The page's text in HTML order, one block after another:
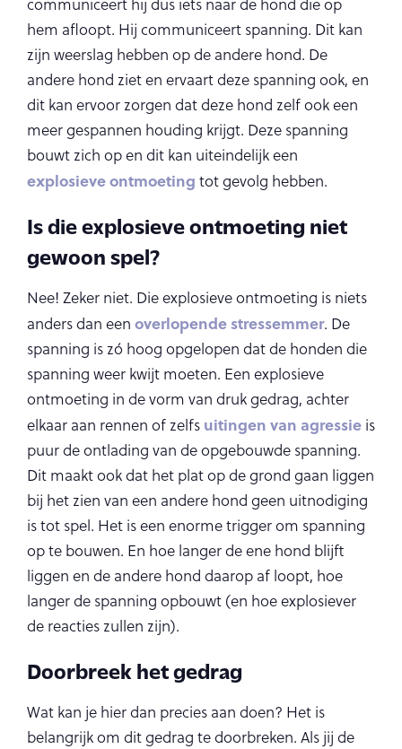
communiceert hij dus iets naar de hond die op
hem afloopt. Hij communiceert spanning. Dit kan
zijn weerslag hebben op de andere hond. De
andere hond ziet en ervaart deze spanning ook, en
dit kan ervoor zorgen dat deze hond zelf ook een
meer gespannen houding krijgt. Deze spanning
bouwt zich op en dit kan uiteindelijk een
explosieve ontmoeting tot gevolg hebben.
Is die explosieve ontmoeting niet
gewoon spel?
Nee! Zeker niet. Die explosieve ontmoeting is niets
anders dan een overlopende stressemmer. De
spanning is zó hoog opgelopen dat de honden die
spanning weer kwijt moeten. Een explosieve
ontmoeting in de vorm van druk gedrag, achter
elkaar aan rennen of zelfs uitingen van agressie is
puur de ontlading van de opgebouwde spanning.
Dit maakt ook dat het plat op de grond gaan liggen
bij het zien van een andere hond geen uitnodiging
is tot spel. Het is een enorme trigger om spanning
op te bouwen. En hoe langer de ene hond blijft
liggen en de andere hond daarop af loopt, hoe
langer de spanning opbouwt (en hoe explosiever
de reacties zullen zijn).
Doorbreek het gedrag
Wat kan je hier dan precies aan doen? Het is
belangrijk om dit gedrag te doorbreken. Als jij de